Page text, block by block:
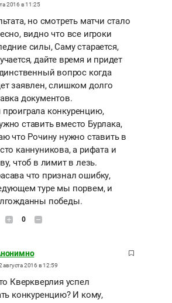
2016 в 11:25
но смотреть матчи стало
видно что все игроки
силы, Саму старается,
дайте время и придет
вопрос когда
заявлен, слишком долго
документов.
конкуренцию,
ставить вместо Бурлака,
что Рочину нужно ставить в
каннуникова, а рифата и
чтоб в лимит в лезь.
что признал ошибку,
туре мы порвем, и
победы.
0
августа 2016 в 12:59
Кверкверлия успел
конкуренцию? И кому,